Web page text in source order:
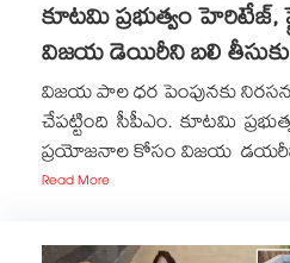
కూటమి ప్రభుత్వం
విజయ డెయిరీని బలి
విజయ పాల ధర పెంపునకు
చేపట్టింది సీపీఎం. కూటమి
ప్రయోజనాల కోసం విజయ డయరీని
Read More